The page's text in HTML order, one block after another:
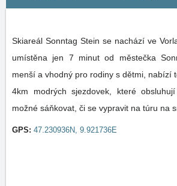
Skiareál Sonntag Stein se nachází ve
umístěna jen 7 minut od městečka
menší a vhodný pro rodiny s dětmi, nabízí totiž 3km
4km modrých sjezdovek, které
možné sáňkovat, či se vypravit na túru na
GPS: 47.230936N, 9.921736E